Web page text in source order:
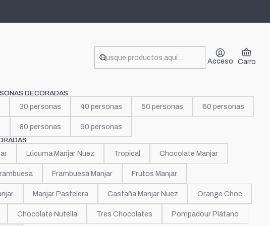
Acceso Carro
DECORADAS
30 personas 40 personas 50 personas 60 personas
80 personas 90 personas
Lúcuma Manjar Nuez Tropical Chocolate Manjar
Frambuesa Manjar Frutos Manjar
Manjar Pastelera Castaña Manjar Nuez Orange Choc
Chocolate Nutella Tres Chocolates Pompadour Plátano